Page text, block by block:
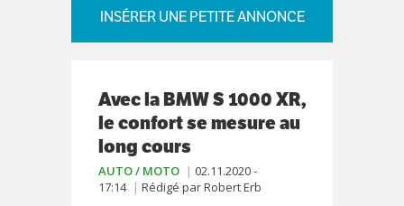
INSÉRER UNE PETITE ANNONCE
Avec la BMW S 1000 XR,
le confort se mesure au
long cours
AUTO / MOTO
02.11.2020 -
17:14
Rédigé par Robert Erb